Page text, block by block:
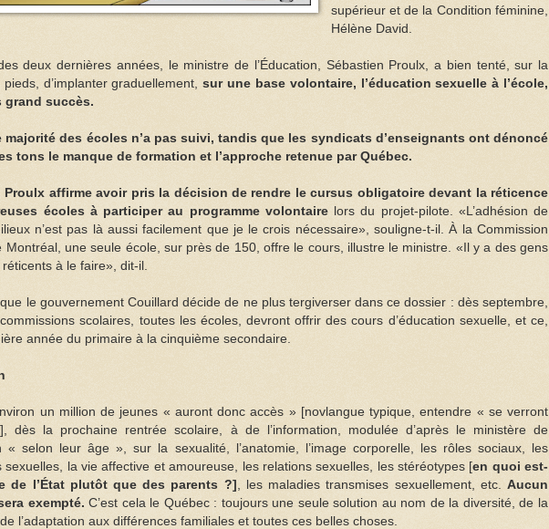
supérieur et de la Condition féminine,
Hélène David.
deux dernières années, le ministre de l’Éducation, Sébastien Proulx, a bien tenté, sur la
d’implanter graduellement,
sur une base volontaire, l’éducation sexuelle à l’école,
grand succès.
majorité des écoles n’a pas suivi, tandis que les syndicats d’enseignants ont dénoncé
tons le manque de formation et l’approche retenue par Québec.
Proulx affirme avoir pris la décision de rendre le cursus obligatoire devant la réticence
écoles à participer au programme volontairelors du projet-pilote. «L’adhésion de
n’est pas là aussi facilement que je le crois nécessaire», souligne-t-il. À la Commission
Montréal, une seule école, sur près de 150, offre le cours, illustre le ministre. «Il y a des gens
à le faire», dit-il.
le gouvernement Couillard décide de ne plus tergiverser dans ce dossier : dès septembre,
scolaires, toutes les écoles, devront offrir des cours d’éducation sexuelle, et ce,
année du primaire à la cinquième secondaire.
un million de jeunes « auront donc accès » [novlangue typique, entendre « se verront
dès la prochaine rentrée scolaire, à de l’information, modulée d’après le ministère de
« selon leur âge », sur la sexualité, l’anatomie, l’image corporelle, les rôles sociaux, les
sexuelles, la vie affective et amoureuse, les relations sexuelles, les stéréotypes [en quoi est-
de l’État plutôt que des parents ?]
, les maladies transmises sexuellement, etc.Aucun
exempté. C’est cela le Québec : toujours une seule solution au nom de la diversité, de la
l’adaptation aux différences familiales et toutes ces belles choses.